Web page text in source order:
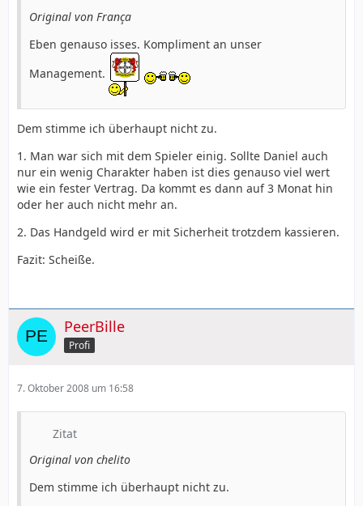
Original von França
Eben genauso isses. Kompliment an unser
Management.
Dem stimme ich überhaupt nicht zu.
1. Man war sich mit dem Spieler einig. Sollte Daniel auch
nur ein wenig Charakter haben ist dies genauso viel wert
wie ein fester Vertrag. Da kommt es dann auf 3 Monat hin
oder her auch nicht mehr an.
2. Das Handgeld wird er mit Sicherheit trotzdem kassieren.
Fazit: Scheiße.
PeerBille
Profi
7. Oktober 2008 um 16:58
Zitat
Original von chelito
Dem stimme ich überhaupt nicht zu.